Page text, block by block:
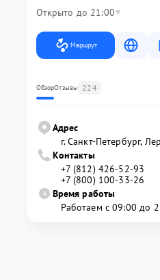
Открыто до 21:00
Маршрут
ОбзорОтзывы 224
Адрес
г. Санкт-Петербург,
Контакты
+7 (812) 426-52-93
+7 (800) 100-33-26
Время работы
Работаем с 09:00 до